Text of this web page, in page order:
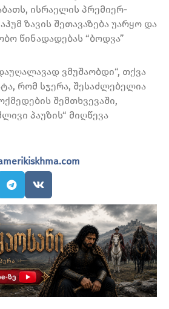
ისრაელის პრემიერ-
ზავის შეთავაზება უარყო და
წინადადებას “ბოდვა”
ვმუშაობდი“, თქვა
რომ სჯერა, შესაძლებელია
შემთხვევაში,
პაუზის“ მიღწევა